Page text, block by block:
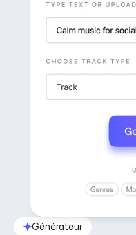
Générateur